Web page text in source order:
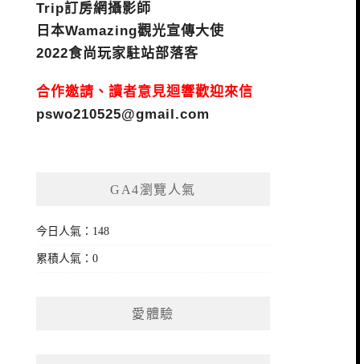
Trip訂房網攝影師
日本Wamazing觀光宣傳大使
2022食尚玩家駐站部落客
合作邀請、讀者意見迴響歡迎來信
pswo210525@gmail.com
GA4瀏覽人氣
今日人氣：148
累積人氣：0
愛體驗